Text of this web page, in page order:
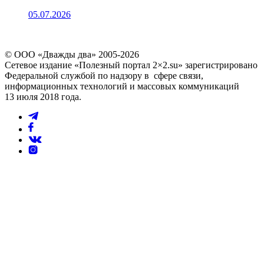
05.07.2026
© ООО «Дважды два» 2005-2026
Сетевое издание «Полезный портал 2×2.su» зарегистрировано
Федеральной службой по надзору в сфере связи,
информационных технологий и массовых коммуникаций
13 июля 2018 года.